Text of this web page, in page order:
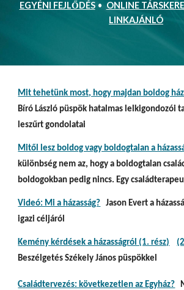
EGYÉNI FEJLŐDÉS • ONLINE
LINKAJÁNLÓ
Mit tehetünk most, hogy majdan boldog
Bíró László püspök hatalmas lelkigondozói
leszűrt gondolatai
Mitől lesz boldog vagy boldogtalan a
különbség nem az, hogy a boldogtalan
boldogokban pedig nincs. Egy
Videó: Mi a házasság?
Jason Evert a
igazi céljáról
Kemény kérdések a házasságról (1. rész)
Beszélgetés Székely János püspökkel
Családtervezés: következetlen az Egyház?